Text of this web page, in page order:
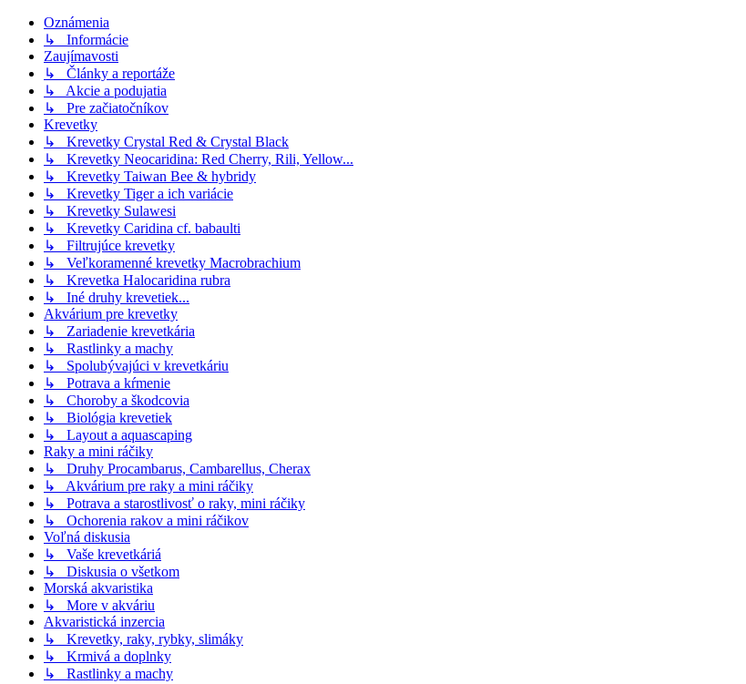
Oznámenia
↳ Informácie
Zaujímavosti
↳ Články a reportáže
↳ Akcie a podujatia
↳ Pre začiatočníkov
Krevetky
↳ Krevetky Crystal Red & Crystal Black
↳ Krevetky Neocaridina: Red Cherry, Rili, Yellow...
↳ Krevetky Taiwan Bee & hybridy
↳ Krevetky Tiger a ich variácie
↳ Krevetky Sulawesi
↳ Krevetky Caridina cf. babaulti
↳ Filtrujúce krevetky
↳ Veľkoramenné krevetky Macrobrachium
↳ Krevetka Halocaridina rubra
↳ Iné druhy krevetiek...
Akvárium pre krevetky
↳ Zariadenie krevetkária
↳ Rastlinky a machy
↳ Spolubývajúci v krevetkáriu
↳ Potrava a kŕmenie
↳ Choroby a škodcovia
↳ Biológia krevetiek
↳ Layout a aquascaping
Raky a mini ráčiky
↳ Druhy Procambarus, Cambarellus, Cherax
↳ Akvárium pre raky a mini ráčiky
↳ Potrava a starostlivosť o raky, mini ráčiky
↳ Ochorenia rakov a mini ráčikov
Voľná diskusia
↳ Vaše krevetkáriá
↳ Diskusia o všetkom
Morská akvaristika
↳ More v akváriu
Akvaristická inzercia
↳ Krevetky, raky, rybky, slimáky
↳ Krmivá a doplnky
↳ Rastlinky a machy